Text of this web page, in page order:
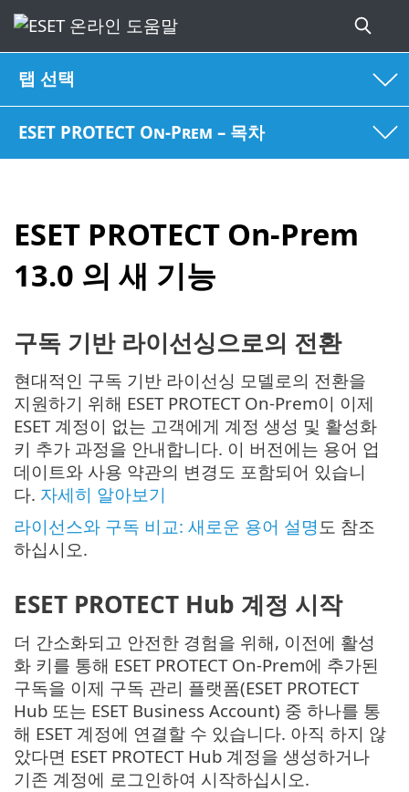
탭 선택
ESET PROTECT On-Prem – 목차
ESET PROTECT On-Prem
13.0 의 새 기능
구독 기반 라이선싱으로의 전환
현대적인 구독 기반 라이선싱 모델로의 전환을
지원하기 위해 ESET PROTECT On-Prem이 이제
ESET 계정이 없는 고객에게 계정 생성 및 활성화
키 추가 과정을 안내합니다. 이 버전에는 용어 업
데이트와 사용 약관의 변경도 포함되어 있습니
다. 자세히 알아보기
라이선스와 구독 비교: 새로운 용어 설명 도 참조
하십시오.
ESET PROTECT Hub 계정 시작
더 간소화되고 안전한 경험을 위해, 이전에 활성
화 키를 통해 ESET PROTECT On-Prem에 추가된
구독을 이제 구독 관리 플랫폼(ESET PROTECT
Hub 또는 ESET Business Account) 중 하나를 통
해 ESET 계정에 연결할 수 있습니다. 아직 하지 않
았다면 ESET PROTECT Hub 계정을 생성하거나
기존 계정에 로그인하여 시작하십시오.